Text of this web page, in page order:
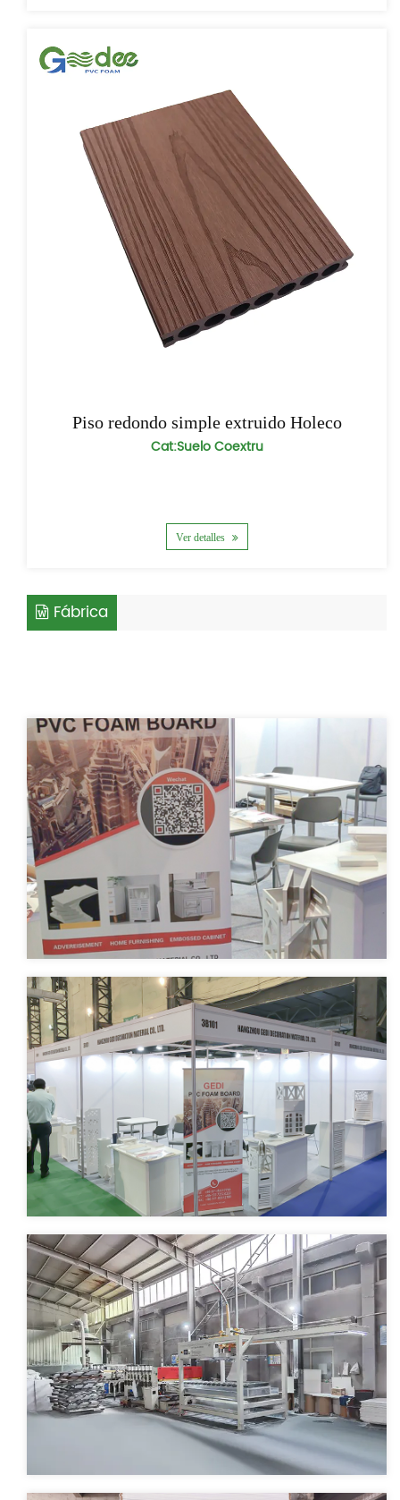
Piso redondo simple extruido Holeco
Cat:Suelo Coextru
Ver detalles
Fábrica